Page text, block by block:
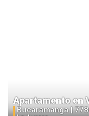
Apartamento en
Bucaramanga |